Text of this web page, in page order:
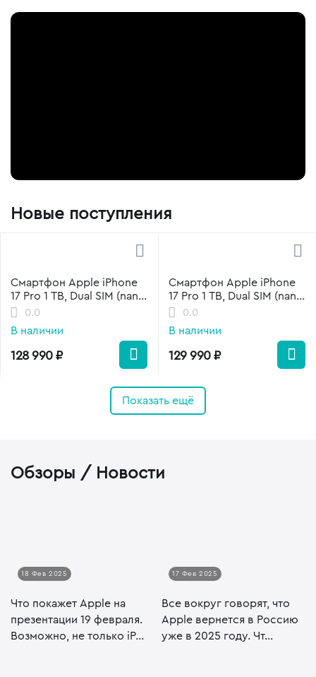
Новые поступления
Смартфон Apple iPhone
17 Pro 1 TB, Dual SIM (nano
SIM+eSIM), Cosmic
Orange
0.0
В наличии
128 990₽
Смартфон Apple iPhone
17 Pro 1 TB, Dual SIM (nano
SIM+eSIM), Deep Blue
0.0
В наличии
129 990₽
Показать ещё
Обзоры / Новости
18 Фев 2025
Что покажет Apple на
презентации 19 февраля.
Возможно, не только iP...
17 Фев 2025
Все вокруг говорят, что
Apple вернется в Россию
уже в 2025 году. Чт...